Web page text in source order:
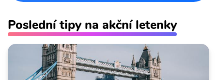
Poslední tipy na akční letenky